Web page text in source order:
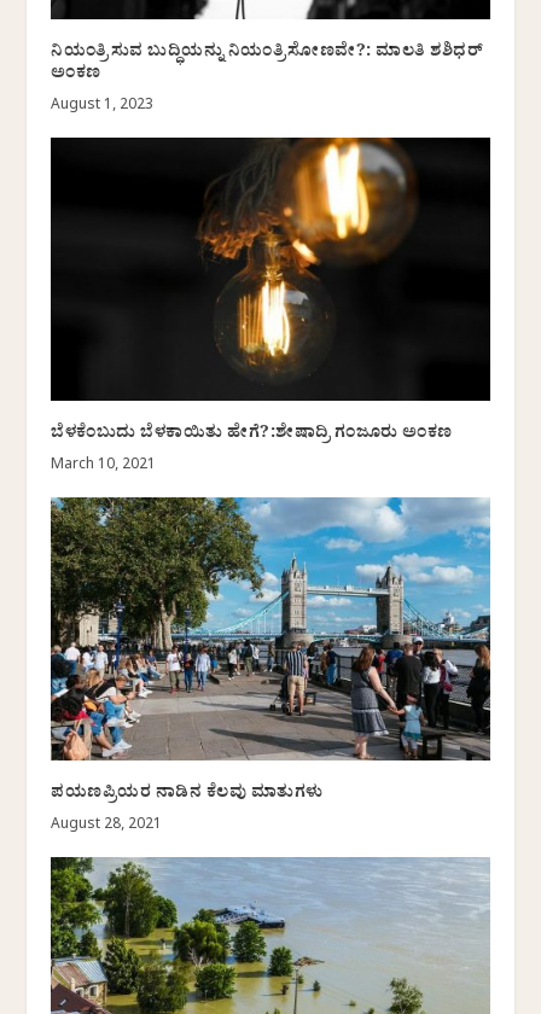
ನಿಯಂತ್ರಿಸುವ ಬುದ್ಧಿಯನ್ನು ನಿಯಂತ್ರಿಸೋಣವೇ?: ಮಾಲತಿ ಶಶಿಧರ್‌
ಅಂಕಣ
August 1, 2023
ಬೆಳಕೆಂಬುದು ಬೆಳಕಾಯಿತು ಹೇಗೆ?:ಶೇಷಾದ್ರಿ ಗಂಜೂರು ಅಂಕಣ
March 10, 2021
ಪಯಣಪ್ರಿಯರ ನಾಡಿನ ಕೆಲವು ಮಾತುಗಳು
August 28, 2021